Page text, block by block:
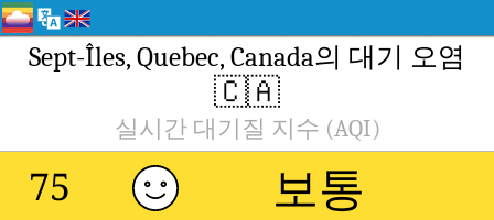
Sept-Îles, Quebec, Canada의 대기 오염
🇨🇦
실시간 대기질 지수 (AQI)
75 보통